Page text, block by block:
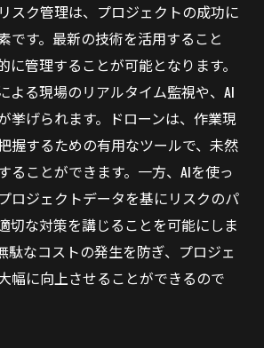
スク管理は、プロジェクトの成功に
です。最新の技術を活用すること
に管理することが可能となります。
よる現場のリアルタイム監視や、AI
挙げられます。ドローンは、作業現
握するための有用なツールで、未然
ることができます。一方、AIを使っ
ロジェクトデータを基にリスクのパ
切な対策を講じることを可能にしま
駄なコストの発生を防ぎ、プロジェ
幅に向上させることができるので